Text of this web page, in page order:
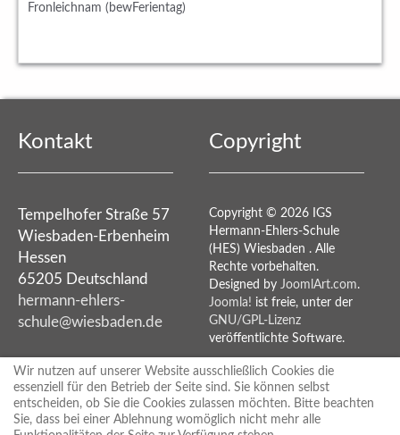
Fronleichnam (bewFerientag)
Kontakt
Tempelhofer Straße 57
Wiesbaden-Erbenheim
Hessen
65205 Deutschland
hermann-ehlers-
schule@wiesbaden.de
Copyright
Copyright © 2026 IGS
Hermann-Ehlers-Schule
(HES) Wiesbaden . Alle
Rechte vorbehalten.
Designed by JoomlArt.com.
Joomla! ist freie, unter der
GNU/GPL-Lizenz
veröffentlichte Software.
Rechtshinweise
Wir nutzen auf unserer Website ausschließlich Cookies die
essenziell für den Betrieb der Seite sind. Sie können selbst
entscheiden, ob Sie die Cookies zulassen möchten. Bitte beachten
Sie, dass bei einer Ablehnung womöglich nicht mehr alle